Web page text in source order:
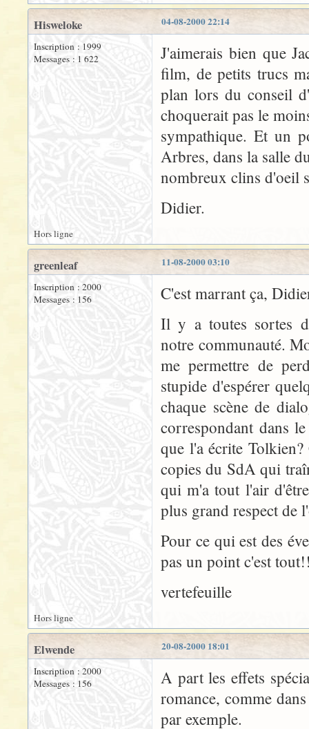
04-08-2000 22:14
Hisweloke
Inscription : 1999
Messages : 1 622
J'aimerais bien que
film, de petits trucs
plan lors du conseil
choquerait pas le
sympathique. Et un
Arbres, dans la salle
nombreux clins d'oeil
Didier.
Hors ligne
11-08-2000 03:10
greenleaf
Inscription : 2000
Messages : 156
C'est marrant ça,
Il y a toutes sortes
notre communauté.
me permettre de
stupide d'espérer
chaque scène de
correspondant dans
que l'a écrite
copies du SdA qui
qui m'a tout l'air
plus grand respect de
Pour ce qui est des
pas un point c'est
vertefeuille
Hors ligne
20-08-2000 18:01
Elwende
Inscription : 2000
Messages : 156
A part les effets
romance, comme
par exemple.